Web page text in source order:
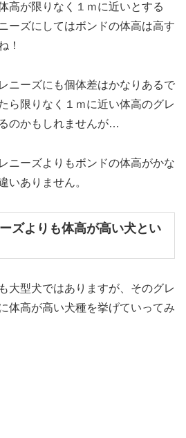
が限りなく１ｍに近いとする
ズにしてはボンドの体高は高す
！
ニーズにも個体差はかなりあるで
ら限りなく１ｍに近い体高のグレ
のかもしれませんが…
ニーズよりもボンドの体高がかな
いありません。
ズよりも体高が高い犬とい
大型犬ではありますが、そのグレ
体高が高い犬種を挙げていってみ